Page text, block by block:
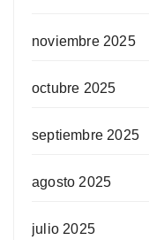
noviembre 2025
octubre 2025
septiembre 2025
agosto 2025
julio 2025